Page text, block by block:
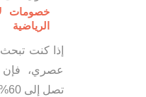
الرياضية
إذا كنت
عصري،